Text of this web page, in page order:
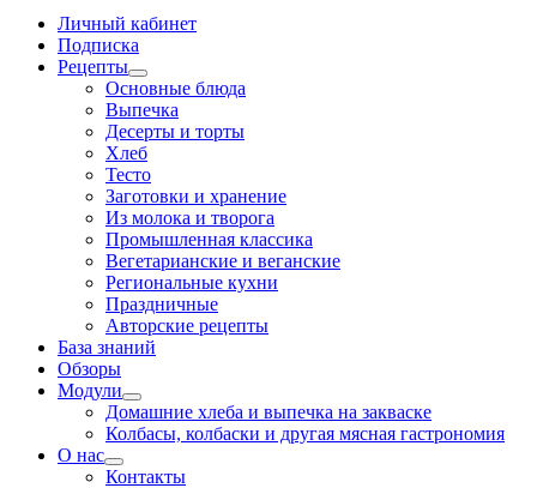
Личный кабинет
Подписка
Рецепты
Основные блюда
Выпечка
Десерты и торты
Хлеб
Тесто
Заготовки и хранение
Из молока и творога
Промышленная классика
Вегетарианские и веганские
Региональные кухни
Праздничные
Авторские рецепты
База знаний
Обзоры
Модули
Домашние хлеба и выпечка на закваске
Колбасы, колбаски и другая мясная гастрономия
О нас
Контакты